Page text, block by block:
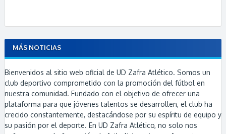
MÁS NOTICIAS
Bienvenidos al sitio web oficial de UD Zafra Atlético. Somos un
club deportivo comprometido con la promoción del fútbol en
nuestra comunidad. Fundado con el objetivo de ofrecer una
plataforma para que jóvenes talentos se desarrollen, el club ha
crecido constantemente, destacándose por su espíritu de equipo y
su pasión por el deporte. En UD Zafra Atlético, no solo nos